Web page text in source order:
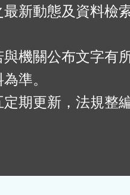
新動態及資料檢
機關公布文字有
準。
期更新，法規整